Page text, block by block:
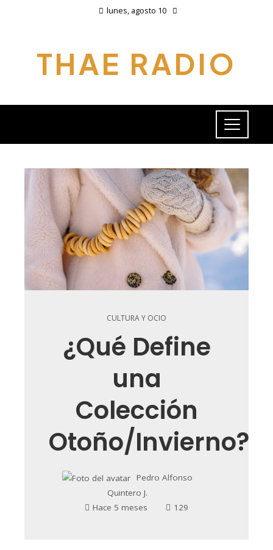
lunes, agosto 10
THAE RADIO
CULTURA Y OCIO
¿Qué Define
una
Colección
Otoño/Invierno?
Pedro Alfonso
Quintero J.
Hace 5 meses
129